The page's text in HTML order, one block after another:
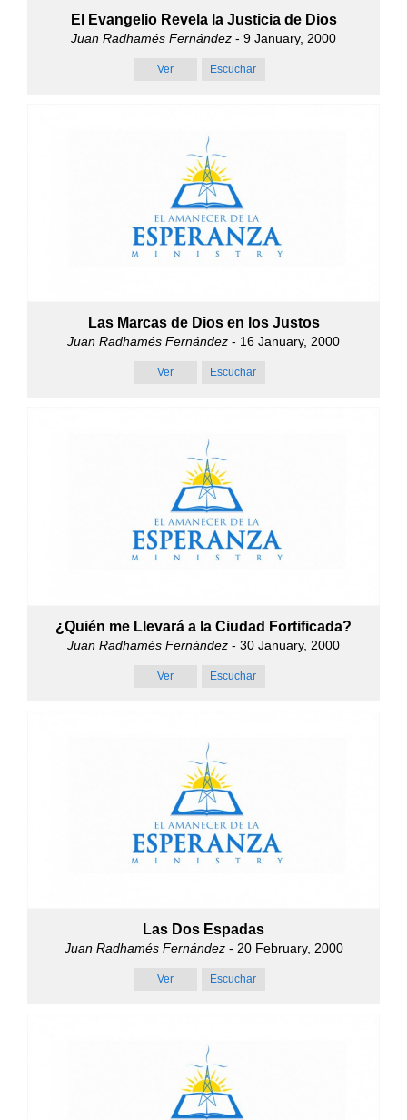
El Evangelio Revela la Justicia de Dios
Juan Radhamés Fernández - 9 January, 2000
Ver Escuchar
Las Marcas de Dios en los Justos
Juan Radhamés Fernández - 16 January, 2000
Ver Escuchar
¿Quién me Llevará a la Ciudad Fortificada?
Juan Radhamés Fernández - 30 January, 2000
Ver Escuchar
Las Dos Espadas
Juan Radhamés Fernández- 20 February, 2000
Ver Escuchar